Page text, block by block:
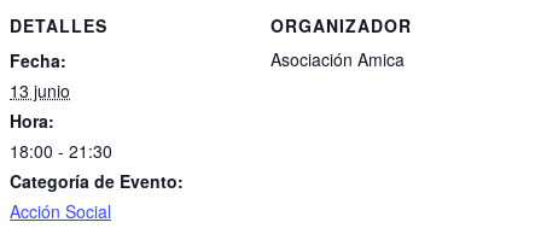
DETALLES
Fecha:
13 junio
Hora:
18:00 - 21:30
Categoría de Evento:
Acción Social
ORGANIZADOR
Asociación Amica